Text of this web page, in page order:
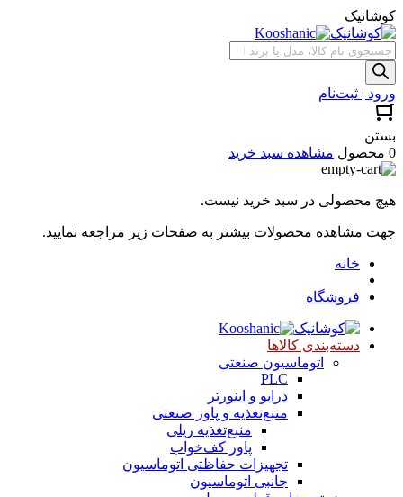
کوشانیک
جستجوی
محصولات
ورود | ثبت‌نام
بستن
0 محصول
مشاهده سبد خرید
هیچ محصولی در سبد خرید نیست.
جهت مشاهده محصولات بیشتر به صفحات زیر مراجعه نمایید.
خانه
فروشگاه
دسته‌بندی کالاها
اتوماسیون صنعتی
PLC
درایو و اینورتر
منبع‌تغذیه و پاور صنعتی
منبع‌تغذیه ریلی
پاور کف‌خواب
تجهیزات حفاظتی اتوماسیون
جانبی اتوماسیون